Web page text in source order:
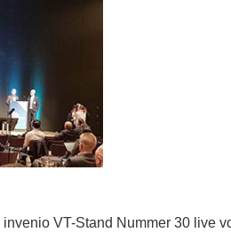
VT-Stand Nummer 30 live